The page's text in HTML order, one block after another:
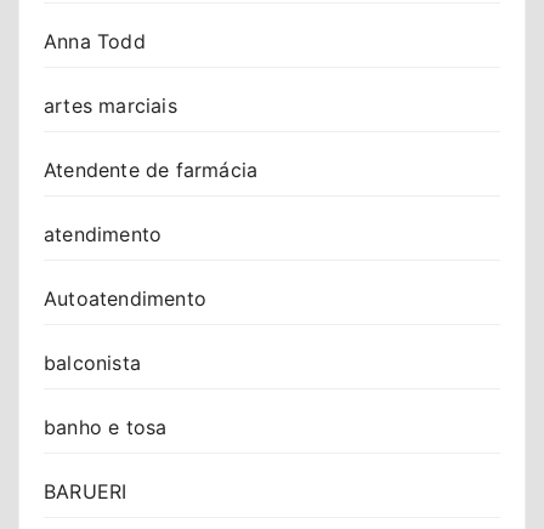
Anna Todd
artes marciais
Atendente de farmácia
atendimento
Autoatendimento
balconista
banho e tosa
BARUERI